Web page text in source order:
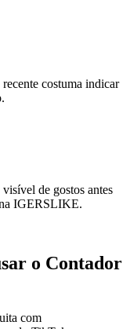
costuma indicar
de gostos antes
IGERSLIKE.
o Contador
com